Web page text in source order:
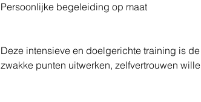
Persoonlijke begeleiding op maat
Deze intensieve en doelgerichte training is
zwakke punten uitwerken, zelfvertrouwen